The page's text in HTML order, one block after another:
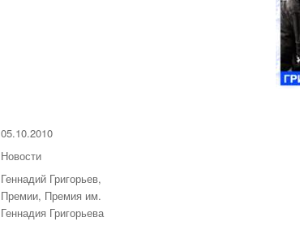
Опубликовано
05.10.2010
Рубрики
Новости
Метки
Геннадий Григорьев,
Премии, Премия им.
Геннадия Григорьева